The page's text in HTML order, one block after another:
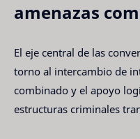
amenazas
El eje central de las
torno al intercambio de
combinado y el apoyo
estructuras criminales